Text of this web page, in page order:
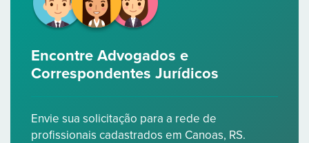
Encontre Advogados e
Correspondentes Jurídicos
Envie sua solicitação para a rede de
profissionais cadastrados em Canoas, RS.